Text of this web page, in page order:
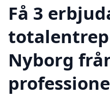
Få 3
Nyborg